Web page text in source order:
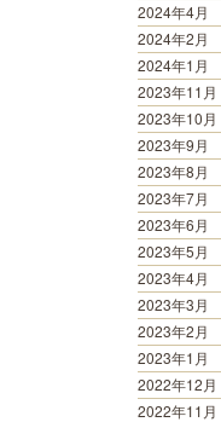
2024年4月
2024年2月
2024年1月
2023年11月
2023年10月
2023年9月
2023年8月
2023年7月
2023年6月
2023年5月
2023年4月
2023年3月
2023年2月
2023年1月
2022年12月
2022年11月